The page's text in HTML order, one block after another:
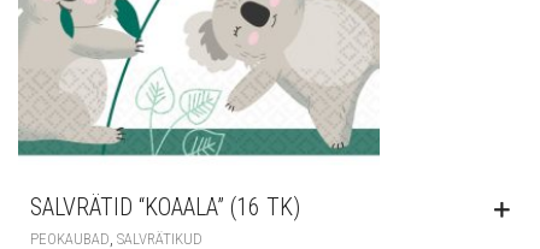
SALVRÄTID “KOAALA” (16 TK)
PEOKAUBAD SALVRÄTIKUD